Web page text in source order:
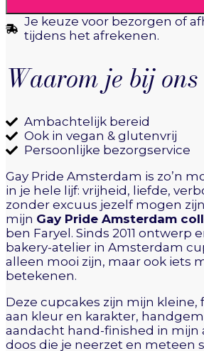
Je keuze voor bezorgen of
tijdens het afrekenen.
Waarom je bij ons
Ambachtelijk bereid
Ook in vegan & glutenvrij
Persoonlijke bezorgservice
Gay Pride Amsterdam is zo’n
in je hele lijf: vrijheid, liefde,
zonder excuus jezelf mogen
mijn Gay Pride Amsterdam
ben Faryel. Sinds 2011 ontwerp
bakery-atelier in Amsterdam
alleen mooi zijn, maar ook iets
betekenen.
Deze cupcakes zijn mijn kleine,
aan kleur en karakter,
aandacht hand-finished in mijn
doos die je neerzet en meteen